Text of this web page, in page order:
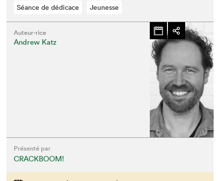
Séance de dédicace Jeunesse
Auteur·rice
Andrew Katz
Présenté par
CRACKBOOM!